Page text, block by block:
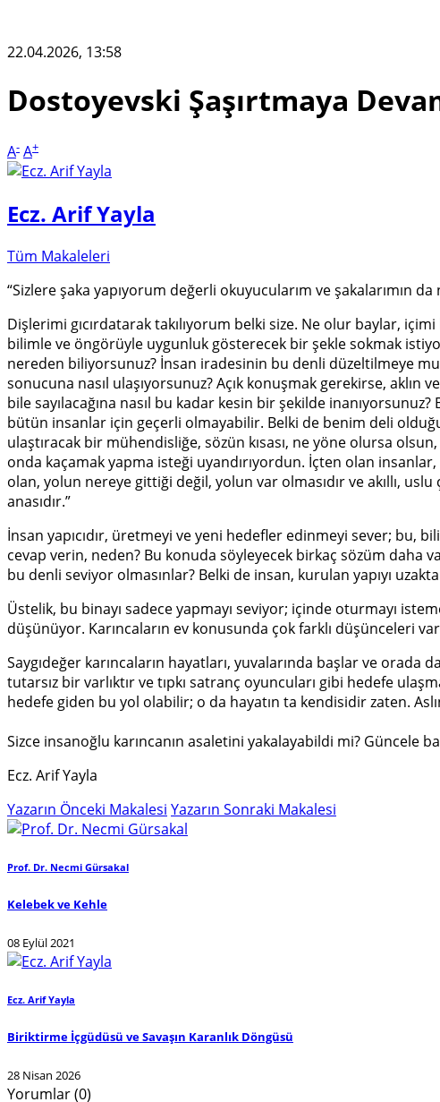
22.04.2026, 13:58
Dostoyevski Şaşırtmaya
A- A+
Ecz. Arif Yayla
Tüm Makaleleri
“Sizlere şaka yapıyorum değerli okuyucularım ve şakalarımın
Dişlerimi gıcırdatarak takılıyorum belki size. Ne olur baylar,
bilimle ve öngörüyle uygunluk gösterecek bir şekle sokmak
nereden biliyorsunuz? İnsan iradesinin bu denli düzeltilmeye
sonucuna nasıl ulaşıyorsunuz? Açık konuşmak gerekirse,
bile sayılacağına nasıl bu kadar kesin bir şekilde
bütün insanlar için geçerli olmayabilir. Belki de benim deli
ulaştıracak bir mühendisliğe, sözün kısası, ne yöne olursa
onda kaçamak yapma isteği uyandırıyordun. İçten olan
olan, yolun nereye gittiği değil, yolun var olmasıdır ve akıllı,
anasıdır.”
İnsan yapıcıdır, üretmeyi ve yeni hedefler edinmeyi sever; bu,
cevap verin, neden? Bu konuda söyleyecek birkaç sözüm daha
bu denli seviyor olmasınlar? Belki de insan, kurulan yapıyı
Üstelik, bu binayı sadece yapmayı seviyor; içinde oturmayı
düşünüyor. Karıncaların ev konusunda çok farklı düşünceleri
Saygıdeğer karıncaların hayatları, yuvalarında başlar ve
tutarsız bir varlıktır ve tıpkı satranç oyuncuları gibi hedefe
hedefe giden bu yol olabilir; o da hayatın ta kendisidir zaten.
Sizce insanoğlu karıncanın asaletini yakalayabildi mi? Güncele
Ecz. Arif Yayla
Yazarın Önceki Makalesi Yazarın Sonraki Makalesi
Prof. Dr. Necmi Gürsakal
Kelebek ve Kehle
08 Eylül 2021
Ecz. Arif Yayla
Biriktirme İçgüdüsü ve Savaşın Karanlık Döngüsü
28 Nisan 2026
Yorumlar (0)